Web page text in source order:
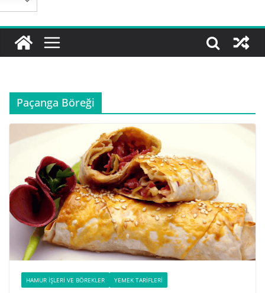
Paçanga Böreği
HAMUR İŞLERI VE BÖREKLER YEMEK TARIFLERI